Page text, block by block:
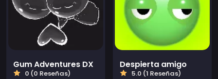
Gum Adventures DX
0 (0 Reseñas)
Despierta amigo
5.0 (1 Reseñas)